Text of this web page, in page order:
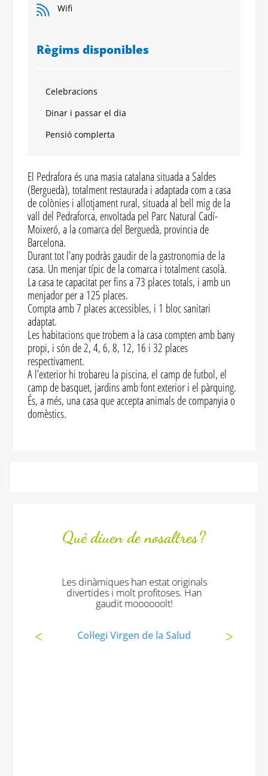
Wifi
Règims disponibles
Celebracions
Dinar i passar el dia
Pensió complerta
El Pedrafora és una masia catalana situada a Saldes
(Berguedà), totalment restaurada i adaptada com a casa
de colònies i allotjament rural, situada al bell mig de la
vall del Pedraforca, envoltada pel Parc Natural Cadí-
Moixeró, a la comarca del Berguedà, provincia de
Barcelona.
Durant tot l’any podràs gaudir de la gastronomia de la
casa. Un menjar típic de la comarca i totalment casolà.
La casa te capacitat per fins a 73 places totals, i amb un
menjador per a 125 places.
Compta amb 7 places accessibles, i 1 bloc sanitari
adaptat.
Les habitacions que trobem a la casa compten amb bany
propi, i són de 2, 4, 6, 8, 12, 16 i 32 places
respectivament.
A l’exterior hi trobareu la piscina, el camp de futbol, el
camp de basquet, jardins amb font exterior i el pàrquing.
És, a més, una casa que accepta animals de companyia o
domèstics.
Què diuen de nosaltres?
Les dinàmiques han estat originals
divertides i molt profitoses. Han
gaudit moooooolt!
Col·legi Virgen de la Salud